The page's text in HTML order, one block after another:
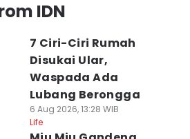
IDN
7 Ciri-Ciri Rumah
Disukai Ular,
Waspada Ada
Lubang Berongga
6 Aug 2026, 13:28 WIB
Life